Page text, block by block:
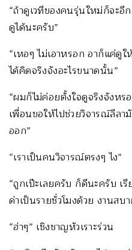
“ถ้าดูเวทีของคนรุ่นใหม่ก็จะ
ดูได้นะครับ”
“เหอๆ ไม่เอาหรอก อาก็แค่ดู
ได้คิดจริงจังอะไรขนาดนั้น”
“ผมก็ไม่ค่อยตั้งใจดูจริงจังหร
เพื่อนขอให้ไปช่วยวิจารณ์ลีลา
ออก”
“เราเป็นคนวิจารณ์ตรงๆ ไง”
“ถูกเป๊ะเลยครับ ก็ดีนะครับ เ
ด่าเป็นรายชั่วโมงด้วย งานสบ
“ฮ่าๆ” เชิงชาญหัวเราะร่วน